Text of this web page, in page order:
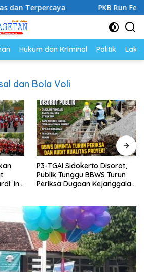
PKB Run Festival
Hukum dan Kriminal Politik
dan Bola Voli
Ini
P3-TGAI Sidokerto Disorot,
Publik Tunggu BBWS Turun
Periksa Dugaan Kejanggalan